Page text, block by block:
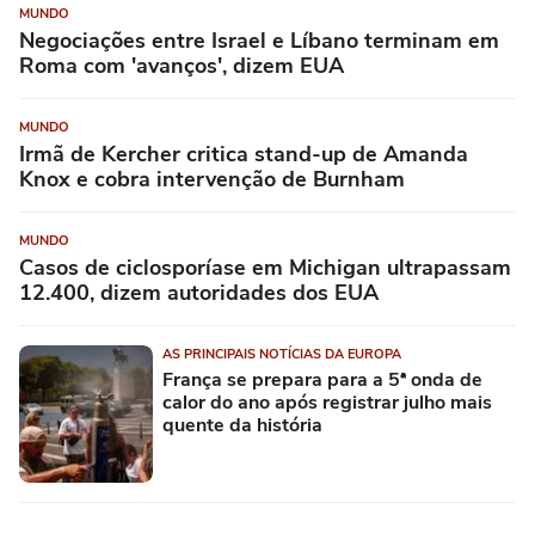
MUNDO
Negociações entre Israel e Líbano terminam em
Roma com 'avanços', dizem EUA
MUNDO
Irmã de Kercher critica stand-up de Amanda
Knox e cobra intervenção de Burnham
MUNDO
Casos de ciclosporíase em Michigan ultrapassam
12.400, dizem autoridades dos EUA
AS PRINCIPAIS NOTÍCIAS DA EUROPA
França se prepara para a 5ª onda de
calor do ano após registrar julho mais
quente da história